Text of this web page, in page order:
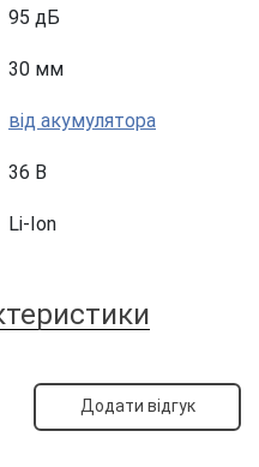
95 дБ
30 мм
від акумулятора
36 В
Li-Ion
Додати відгук